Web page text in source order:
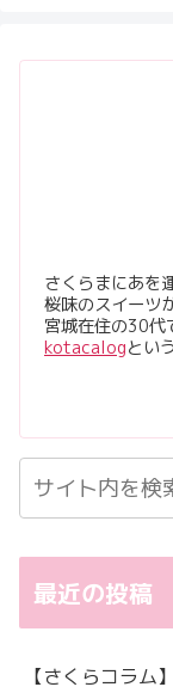
さくらまにあを
桜味のスイーツ
宮城在住の30代
kotacalogとい
最近の投稿
【さくらコラ